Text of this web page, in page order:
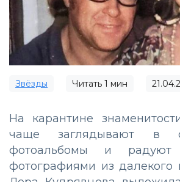
Звёзды Читать 1 мин
На карантине
чаще заглядывают в
фотоальбомы и радуют
фотографиями из далекого